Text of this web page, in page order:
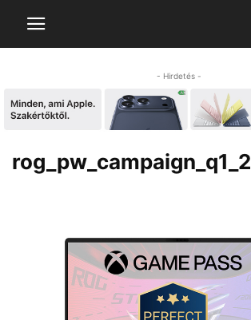
- Hirdetés -
rog_pw_campaign_q1_2